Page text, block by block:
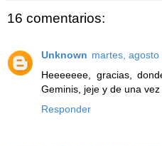
16 comentarios:
Unknown martes, agosto
Heeeeeee, gracias,
Geminis, jeje y de una
Responder